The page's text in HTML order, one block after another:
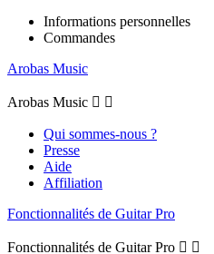
Informations personnelles
Commandes
Arobas Music
Arobas Music  
Qui sommes-nous ?
Presse
Aide
Affiliation
Fonctionnalités de Guitar Pro
Fonctionnalités de Guitar Pro  